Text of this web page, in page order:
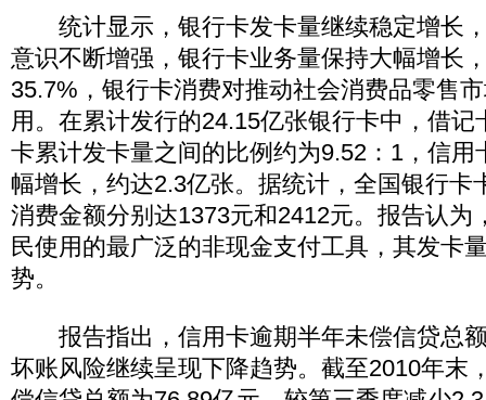
统计显示，银行卡发卡量继续稳定增长
意识不断增强，银行卡业务量保持大幅增长
35.7%，银行卡消费对推动社会消费品零售
用。在累计发行的24.15亿张银行卡中，借记
卡累计发卡量之间的比例约为9.52：1，信用
幅增长，约达2.3亿张。据统计，全国银行卡
消费金额分别达1373元和2412元。报告认为
民使用的最广泛的非现金支付工具，其发卡
势。
报告指出，信用卡逾期半年未偿信贷总
坏账风险继续呈现下降趋势。截至2010年末